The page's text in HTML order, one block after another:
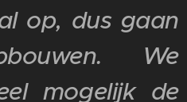
op, dus gaan
We
mogelijk de